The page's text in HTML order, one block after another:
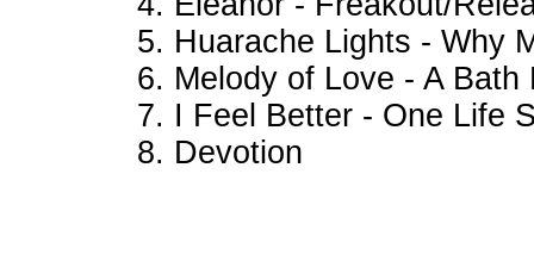
5. Huarache Lights - Why
6. Melody of Love - A
7. I Feel Better - One Life
8. Devotion